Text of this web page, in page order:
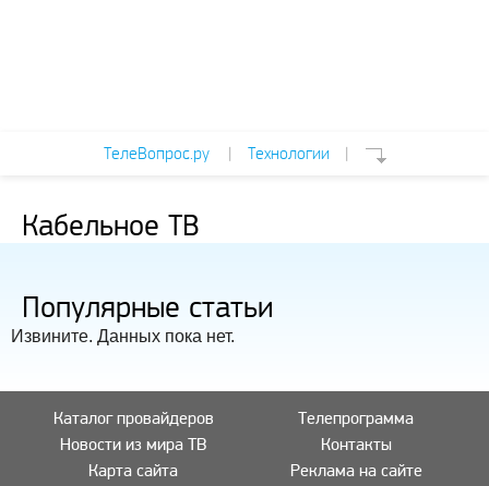
ТелеВопрос.ру | Технологии |
Кабельное ТВ
Популярные статьи
Извините. Данных пока нет.
Каталог провайдеров
Телепрограмма
Новости из мира ТВ
Контакты
Карта сайта
Реклама на сайте